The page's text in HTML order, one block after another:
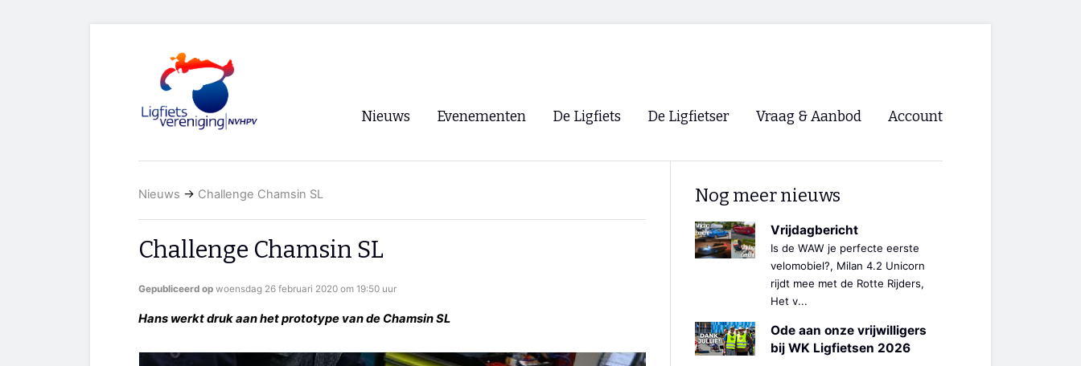
Nieuws
RSS
Evenementen
WK Ligfietsen 2026
De Ligfiets De Ligfietser
Ligfietsvereninging NVHPV
Lokale Fietsverenigingen
Forum ligfietsers.nl 🡺
Vraag & Aanbod Account
Nieuws → Challenge Chamsin SL
Challenge Chamsin SL
Gepubliceerd op woensdag 26 februari 2020 om 19:50 uur
Hans werkt druk aan het prototype van de Chamsin SL
Nog meer nieuws
Vrijdagbericht
Is de WAW je perfecte eerste
velomobiel?, Milan 4.2 Unicorn
rijdt mee met de Rotte Rijders,
Het v...
Ode aan onze vrijwilligers
bij WK Ligfietsen 2026